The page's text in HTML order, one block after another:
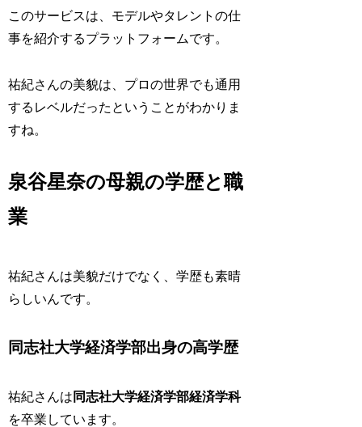
このサービスは、モデルやタレントの仕
事を紹介するプラットフォームです。
祐紀さんの美貌は、プロの世界でも通用
するレベルだったということがわかりま
すね。
泉谷星奈の母親の学歴と職
業
祐紀さんは美貌だけでなく、学歴も素晴
らしいんです。
同志社大学経済学部出身の高学歴
祐紀さんは 同志社大学経済学部経済学科
を卒業しています。